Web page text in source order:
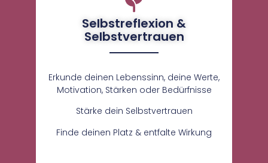
Selbstreflexion &
Selbstvertrauen
Erkunde deinen Lebenssinn, deine Werte,
Motivation, Stärken oder Bedürfnisse
Stärke dein Selbstvertrauen
Finde deinen Platz & entfalte Wirkung